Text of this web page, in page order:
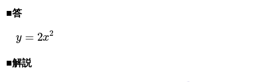
■答
y 2x2
■解説